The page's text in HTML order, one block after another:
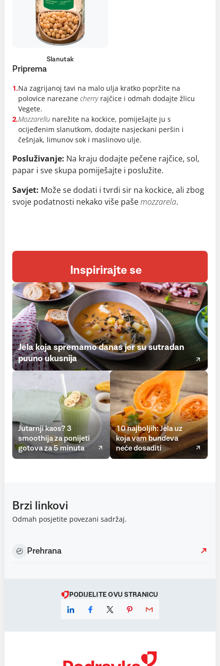
Slanutak
Priprema
1.Na zagrijanoj tavi na malo ulja kratko popržite na
polovice narezane cherryrajčice i odmah dodajte žlicu
Vegete.
2.Mozzarellunarežite na kockice, pomiješajte ju s
ocijeđenim slanutkom, dodajte nasjeckani peršin i
češnjak, limunov sok i maslinovo ulje.
Posluživanje: Na kraju dodajte pečene rajčice, sol,
papar i sve skupa pomiješajte i poslužite.
Savjet: Može se dodati i tvrdi sir na kockice, ali zbog
svoje podatnosti nekako više pašemozzarela.
Inspirirajte se
Jela koja spremamo danas jer su sutradan
puuno ukusnija
Jutarnji kaos? 3
smoothija za ponijeti
gotova za 5 minuta
10 najboljih: Jela uz
koja vam bundeva
neće dosaditi
Brzi linkovi
Odmah posjetite povezani sadržaj.
Prehrana
PODIJELITE OVU STRANICU